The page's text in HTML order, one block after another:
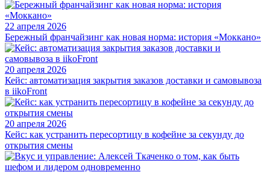
22 апреля 2026
Бережный франчайзинг как новая норма: история «Моккано»
20 апреля 2026
Кейс: автоматизация закрытия заказов доставки и самовывоза
в iikoFront
20 апреля 2026
Кейс: как устранить пересортицу в кофейне за секунду до
открытия смены